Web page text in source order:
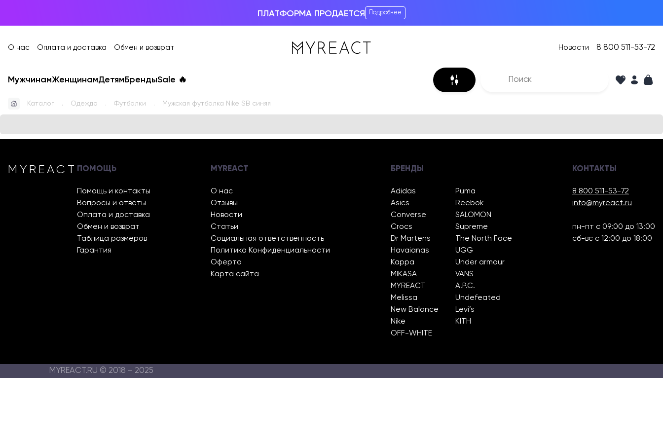
ПЛАТФОРМА ПРОДАЕТСЯ Подробнее
О нас Оплата и доставка Обмен и возврат Новости 8 800 511-53-72
МужчинамЖенщинамДетям БрендыSale 🔥
Каталог Одежда Футболки Мужская футболка Nike SB синяя
MYREACT ПОМОЩЬ
Помощь и контакты
Вопросы и ответы
Оплата и доставка
Обмен и возврат
Таблица размеров
Гарантия
MYREACT
О нас
Отзывы
Новости
Статьи
Социальная ответственность
Политика Конфиденциальности
Оферта
Карта сайта
БРЕНДЫ
Adidas
Asics
Converse
Crocs
Dr Martens
Havaianas
Kappa
MIKASA
MYREACT
Melissa
New Balance
Nike
OFF-WHITE
Puma
Reebok
SALOMON
Supreme
The North Face
UGG
Under armour
VANS
A.P.C.
Undefeated
Levi’s
KITH
КОНТАКТЫ
8 800 511-53-72
info@myreact.ru
пн-пт с 09:00 до 13:00
сб-вс с 12:00 до 18:00
MYREACT.RU © 2018 – 2025